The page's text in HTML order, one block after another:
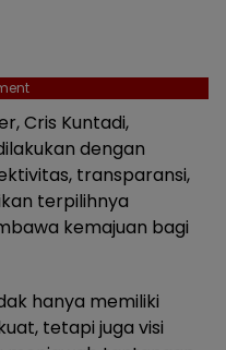
Cris Kuntadi,
dengan
transparansi,
terpilihnya
kemajuan bagi
hanya memiliki
tetapi juga visi